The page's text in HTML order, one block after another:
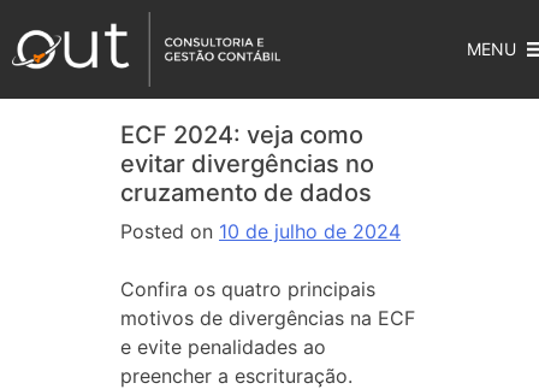
MENU
ECF 2024: veja como
evitar divergências no
cruzamento de dados
Posted on 10 de julho de 2024
Confira os quatro principais
motivos de divergências na ECF
e evite penalidades ao
preencher a escrituração.